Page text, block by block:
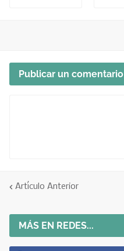
Publicar un comentario
Artículo Anterior
MÁS EN REDES...